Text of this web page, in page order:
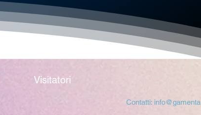
Visitatori
Contatti: